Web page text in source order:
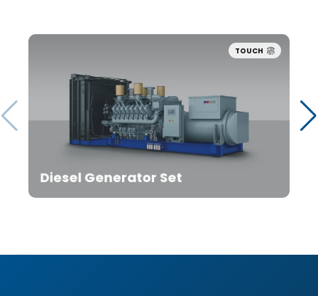
TOUCH
Diesel Generator Set